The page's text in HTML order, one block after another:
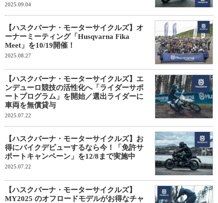
2025.09.04
【ハスクバーナ・モーターサイクルズ】オ
ーナーミーティング「Husqvarna Fika
Meet」を10/19開催！
2025.08.27
【ハスクバーナ・モーターサイクルズ】エ
ンデューロ競技の活性化へ「ライダーサポ
ートプログラム」を開始／選出ライダーに
車両を無償貸与
2025.07.22
【ハスクバーナ・モーターサイクルズ】お
得にバイクデビューするなら今！「免許サ
ポートキャンペーン」を12/8まで実施中
2025.07.22
【ハスクバーナ・モーターサイクルズ】
MY2025 のオフロードモデルがお得なチャ